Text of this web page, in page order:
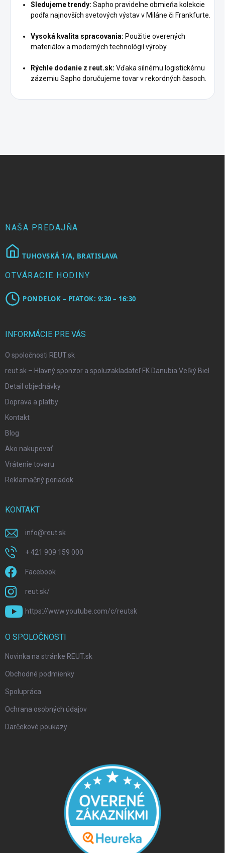
Sledujeme trendy: Sapho pravidelne obmieňa kolekcie
podľa najnovších svetových výstav v Miláne či Frankfurte.
Vysoká kvalita spracovania: Použitie overených
materiálov a moderných technológií výroby.
Rýchle dodanie z reut.sk: Vďaka silnému logistickému
zázemiu Sapho doručujeme tovar v rekordných časoch.
NAŠA PREDAJŇA
TUHOVSKÁ 1/A, BRATISLAVA
OTVÁRACIE HODINY
PONDELOK – PIATOK: 9:30 – 16:30
INFORMÁCIE PRE VÁS
O spoločnosti REUT.sk
reut.sk – Hlavný sponzor a spoluzakladateľ FK Danubia Veľký Biel
Detail objednávky
Doprava a platby
Kontakt
Blog
Ako nakupovať
Vrátenie tovaru
Reklamačný poriadok
KONTAKT
info@reut.sk
+ 421 909 159 000
Facebook
reut.sk/
https://www.youtube.com/c/reutsk
O SPOLOČNOSTI
Novinka na stránke REUT.sk
Obchodné podmienky
Spolupráca
Ochrana osobných údajov
Darčekové poukazy